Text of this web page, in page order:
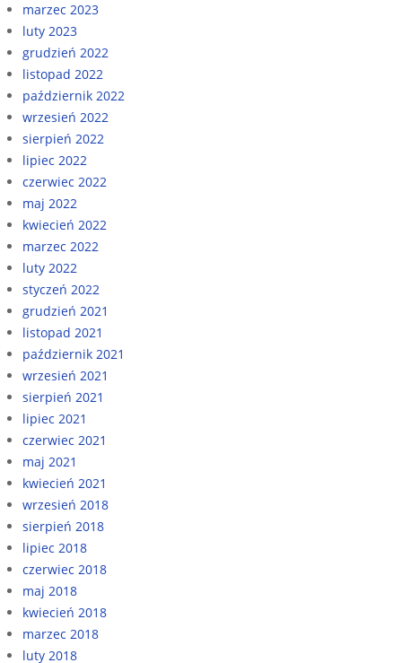
marzec 2023
luty 2023
grudzień 2022
listopad 2022
październik 2022
wrzesień 2022
sierpień 2022
lipiec 2022
czerwiec 2022
maj 2022
kwiecień 2022
marzec 2022
luty 2022
styczeń 2022
grudzień 2021
listopad 2021
październik 2021
wrzesień 2021
sierpień 2021
lipiec 2021
czerwiec 2021
maj 2021
kwiecień 2021
wrzesień 2018
sierpień 2018
lipiec 2018
czerwiec 2018
maj 2018
kwiecień 2018
marzec 2018
luty 2018